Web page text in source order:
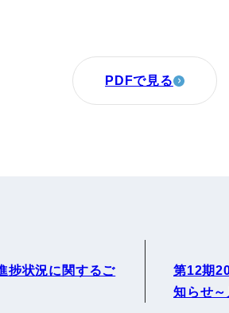
PDFで見る
捗状況に関するご
第12期
知らせ